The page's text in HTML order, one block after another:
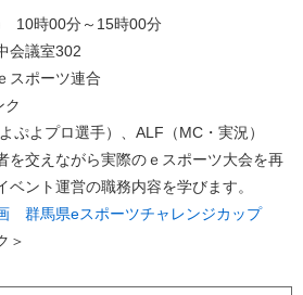
10時00分～15時00分
議室302
スポーツ連合
ク
よプロ選手）、ALF（MC・実況）
交えながら実際のｅスポーツ大会を再
ント運営の職務内容を学びます。
群馬県eスポーツチャレンジカップ
＞